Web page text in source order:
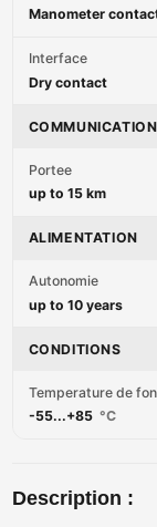
Manometer
Interface
Dry contact
Portee
up to 15 km
ALIMENTATION
Autonomie
up to 10 years
CONDITIONS
Temperature de
-55...+85 °C
Description :